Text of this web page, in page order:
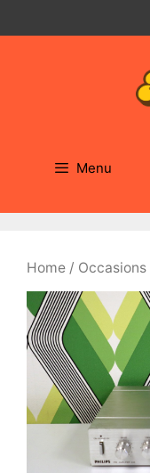
naar
Menu
Home / Occasions